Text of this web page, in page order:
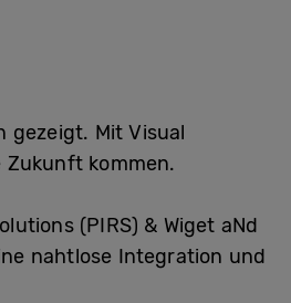
gezeigt. Mit Visual
Zukunft kommen.
(PIRS) & Wiget aNd
nahtlose Integration und